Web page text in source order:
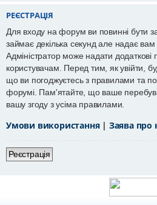
РЕЄСТРАЦІЯ
Для входу на форум ви повинні бути
займає декілька секунд але надає
Адміністратор може надати додаткові
користувачам. Перед тим, як увійти,
що ви погоджуєтесь з правилами та
форумі. Пам'ятайте, що ваше
вашу згоду з усіма правилами.
Умови використання| Заява про
Реєстрація